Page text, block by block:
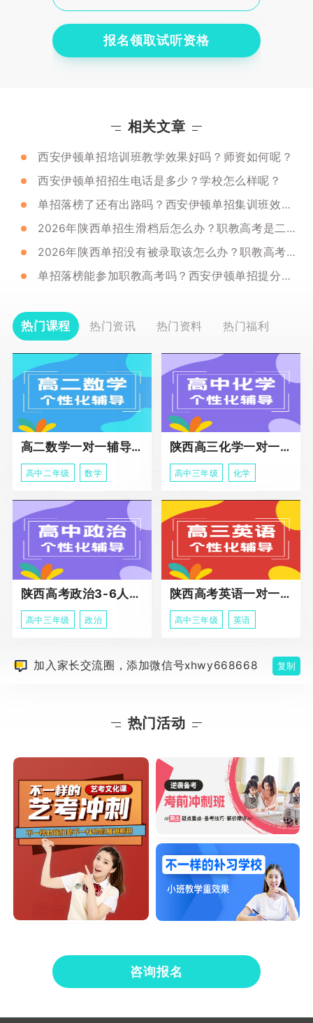
报名领取试听资格
相关文章
西安伊顿单招培训班教学效果好吗？师资如何呢？
西安伊顿单招招生电话是多少？学校怎么样呢？
单招落榜了还有出路吗？西安伊顿单招集训班效果好不好？
2026年陕西单招生滑档后怎么办？职教高考是二次选择
2026年陕西单招没有被录取该怎么办？职教高考是出路吗？
单招落榜能参加职教高考吗？西安伊顿单招提分效果怎么样？
热门课程 热门资讯 热门资料 热门福利
高二数学一对一辅导课程
高中二年级 数学
陕西高三化学一对一个性化辅导课程
高中三年级 化学
陕西高考政治3-6人班课程
高中三年级 政治
陕西高考英语一对一冲刺课程
高中三年级 英语
加入家长交流圈，添加微信号xhwy668668 复制
热门活动
咨询报名